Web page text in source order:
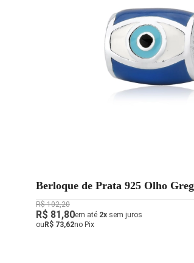
Berloque de Prata 925 Olho
Passador
R$ 102,20
R$ 81,80em até 2x sem juros
ou R$ 73,62no Pix